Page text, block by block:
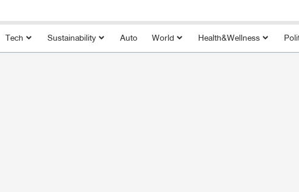
Tech Sustainability Auto World Health&Wellness